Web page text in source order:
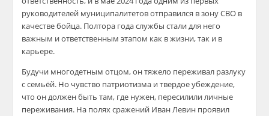
руководителей муниципалитетов отправился в зону СВО в
качестве бойца. Полтора года службы стали для него
важным и ответственным этапом как в жизни, так и в
карьере.
Будучи многодетным отцом, он тяжело переживал разлуку
с семьёй. Но чувство патриотизма и твердое убеждение,
что он должен быть там, где нужен, пересилили личные
переживания. На полях сражений Иван Левин проявил